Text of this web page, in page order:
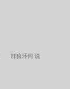
群狼环伺 说